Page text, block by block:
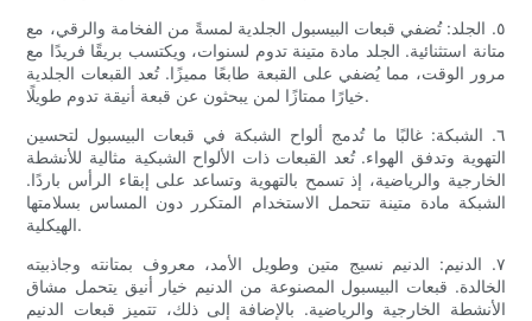
٥. الجلد: تُضفي قبعات البيسبول الجلدية لمسةً من الفخامة والرقي، مع
متانة استثنائية. الجلد مادة متينة تدوم لسنوات، ويكتسب بريقًا فريدًا مع
مرور الوقت، مما يُضفي على القبعة طابعًا مميزًا. تُعد القبعات الجلدية
خيارًا ممتازًا لمن يبحثون عن قبعة أنيقة تدوم طويلًا.
٦. الشبكة: غالبًا ما تُدمج ألواح الشبكة في قبعات البيسبول لتحسين
التهوية وتدفق الهواء. تُعد القبعات ذات الألواح الشبكية مثالية للأنشطة
الخارجية والرياضية، إذ تسمح بالتهوية وتساعد على إبقاء الرأس باردًا.
الشبكة مادة متينة تتحمل الاستخدام المتكرر دون المساس بسلامتها
الهيكلية.
٧. الدنيم: الدنيم نسيج متين وطويل الأمد، معروف بمتانته وجاذبيته
الخالدة. قبعات البيسبول المصنوعة من الدنيم خيار أنيق يتحمل مشاق
الأنشطة الخارجية والرياضية. بالإضافة إلى ذلك، تتميز قبعات الدنيم